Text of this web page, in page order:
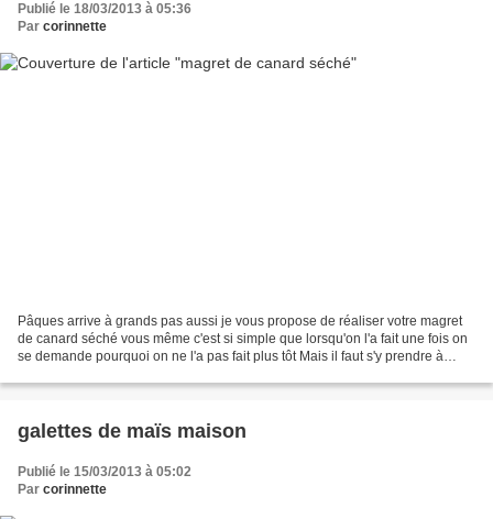
Publié le 18/03/2013 à 05:36
Par corinnette
Pâques arrive à grands pas aussi je vous propose de réaliser votre magret
de canard séché vous même c'est si simple que lorsqu'on l'a fait une fois on
se demande pourquoi on ne l'a pas fait plus tôt Mais il faut s'y prendre à
galettes de maïs maison
Publié le 15/03/2013 à 05:02
Par corinnette